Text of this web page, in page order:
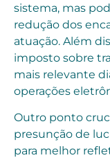
sistema, mas
redução dos
atuação. Além
imposto sobre
mais relevante
operações
Outro ponto
presunção de
para melhor